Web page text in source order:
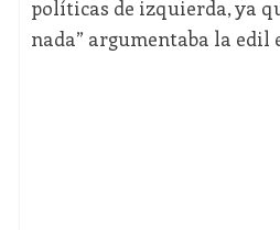
políticas de izquierda, ya
nada” argumentaba la edil